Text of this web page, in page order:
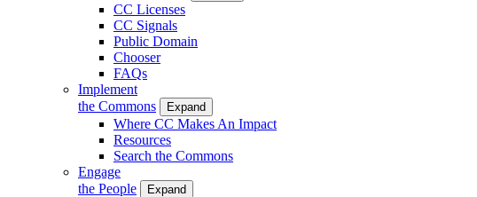
CC Licenses
CC Signals
Public Domain
Chooser
FAQs
Implement
the Commons
Expand
Where CC Makes An Impact
Resources
Search the Commons
Engage
the People
Expand